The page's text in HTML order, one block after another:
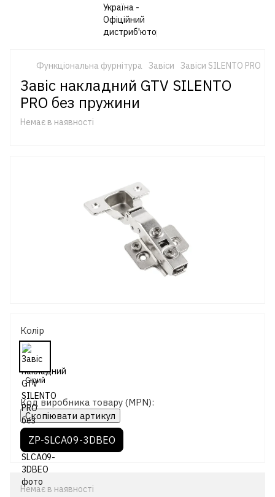
Функціональна фурнітура Завіси Завіси SILENTO PRO
Завіс накладний GTV SILENTO
PRO без пружини
Немає в наявності
Колір
Код виробника товару (MPN):
Скопіювати артикул
ZP-SLCA09-3DBEO
Немає в наявності